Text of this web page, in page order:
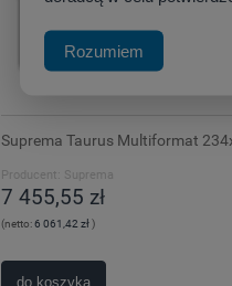
Suprema Taurus Multiformat
Producent: Suprema
7 455,55 zł
(netto:6 061,42 zł)
do koszyka
Rozumiem